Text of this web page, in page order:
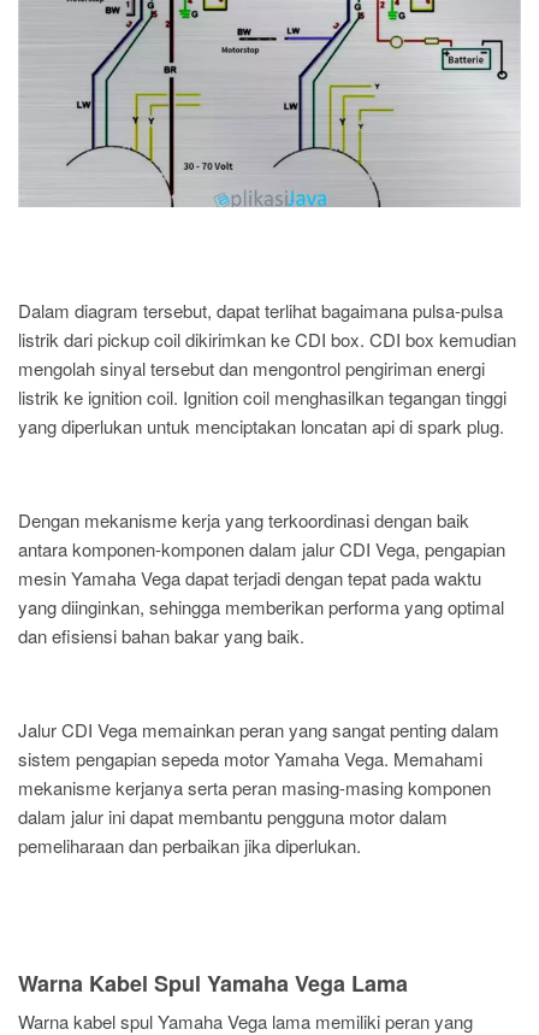
Dalam diagram tersebut, dapat terlihat bagaimana pulsa-pulsa
listrik dari pickup coil dikirimkan ke CDI box. CDI box kemudian
mengolah sinyal tersebut dan mengontrol pengiriman energi
listrik ke ignition coil. Ignition coil menghasilkan tegangan tinggi
yang diperlukan untuk menciptakan loncatan api di spark plug.
Dengan mekanisme kerja yang terkoordinasi dengan baik
antara komponen-komponen dalam jalur CDI Vega, pengapian
mesin Yamaha Vega dapat terjadi dengan tepat pada waktu
yang diinginkan, sehingga memberikan performa yang optimal
dan efisiensi bahan bakar yang baik.
Jalur CDI Vega memainkan peran yang sangat penting dalam
sistem pengapian sepeda motor Yamaha Vega. Memahami
mekanisme kerjanya serta peran masing-masing komponen
dalam jalur ini dapat membantu pengguna motor dalam
pemeliharaan dan perbaikan jika diperlukan.
Warna Kabel Spul Yamaha Vega Lama
Warna kabel spul Yamaha Vega lama memiliki peran yang